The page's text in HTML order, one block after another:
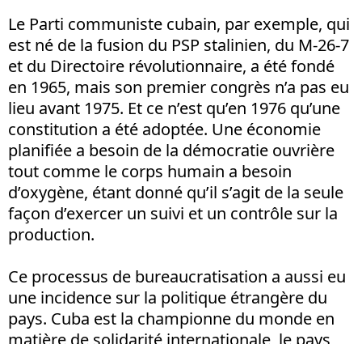
Le Parti communiste cubain, par exemple, qui
est né de la fusion du PSP stalinien, du M-26-7
et du Directoire révolutionnaire, a été fondé
en 1965, mais son premier congrès n’a pas eu
lieu avant 1975. Et ce n’est qu’en 1976 qu’une
constitution a été adoptée. Une économie
planifiée a besoin de la démocratie ouvrière
tout comme le corps humain a besoin
d’oxygène, étant donné qu’il s’agit de la seule
façon d’exercer un suivi et un contrôle sur la
production.
Ce processus de bureaucratisation a aussi eu
une incidence sur la politique étrangère du
pays. Cuba est la championne du monde en